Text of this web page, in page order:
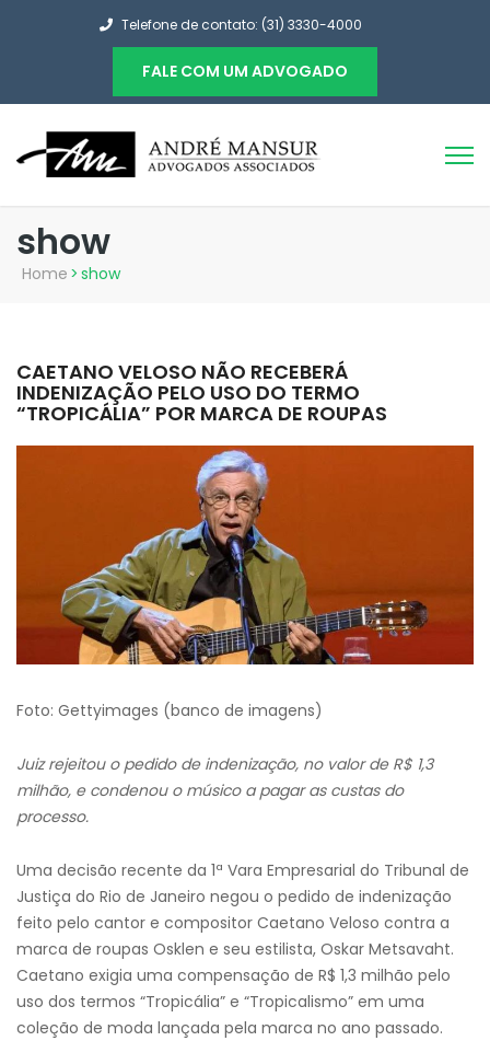
Telefone de contato: (31) 3330-4000
FALE COM UM ADVOGADO
show
Home > show
CAETANO VELOSO NÃO RECEBERÁ
INDENIZAÇÃO PELO USO DO TERMO
“TROPICÁLIA” POR MARCA DE ROUPAS
Foto: Gettyimages (banco de imagens)
Juiz rejeitou o pedido de indenização, no valor de R$ 1,3
milhão, e condenou o músico a pagar as custas do
processo.
Uma decisão recente da 1ª Vara Empresarial do Tribunal de
Justiça do Rio de Janeiro negou o pedido de indenização
feito pelo cantor e compositor Caetano Veloso contra a
marca de roupas Osklen e seu estilista, Oskar Metsavaht.
Caetano exigia uma compensação de R$ 1,3 milhão pelo
uso dos termos “Tropicália” e “Tropicalismo” em uma
coleção de moda lançada pela marca no ano passado.